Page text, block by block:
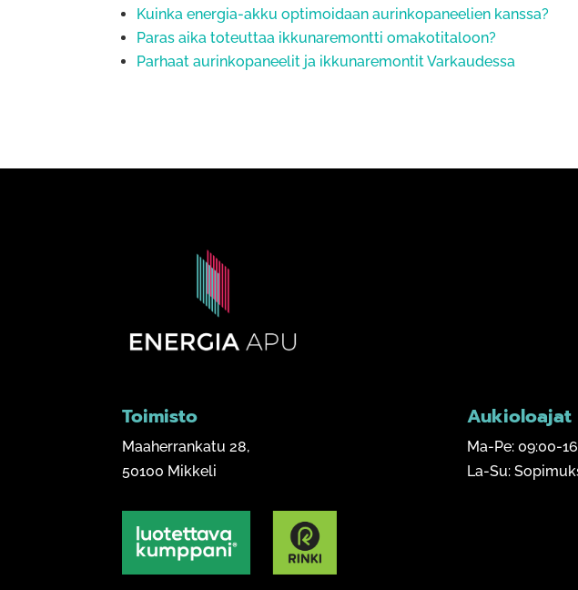
Kuinka energia-akku optimoidaan aurinkopaneelien kanssa?
Paras aika toteuttaa ikkunaremontti omakotitaloon?
Parhaat aurinkopaneelit ja ikkunaremontit Varkaudessa
Toimisto
Maaherrankatu 28,
50100 Mikkeli
Aukioloajat
Ma-Pe: 09:00-
La-Su: